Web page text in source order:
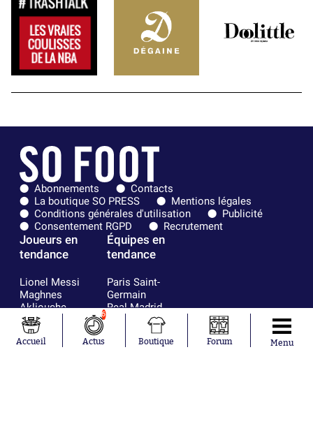
Abonnements
Contacts
La boutique SO PRESS
Mentions légales
Conditions générales d'utilisation
Publicité
Consentement RGPD
Recrutement
Joueurs en
tendance
Lionel Messi
Maghnes
Akliouche
Mohamed
Salah
Neymar
Équipes en
tendance
Paris Saint-
Germain
Real Madrid
Olympique de
FIFA
Accueil
6
Actus Boutique Forum Menu